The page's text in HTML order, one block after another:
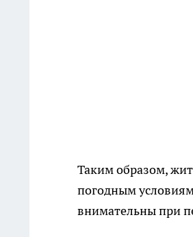
Таким образом,
погодным
внимательны при